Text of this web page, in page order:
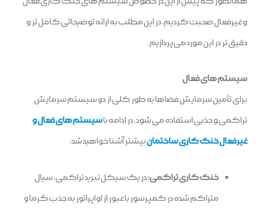
و غیرفعال صحبت کردیم، در این مطلب به ارائه توضیحاتی کامل ‌تر و
دقیق ‌تر در این مورد می‌پردازیم.
سیستم های فعال
برای تأمین سرمایش فضاها به طور کلی از دو سیستم سرمایش
تراکمی و جذبی استفاده می شود. در ادامه باسیستم های فعال و
غیرفعال خنک کاری ساختمانبیشتر آشنا خواهید شد:
خنک کاری تراکمی:در یک سیکل تبرید تراکمی، سیال
متراکم شده در کمپرسور با عبور از اواپراتور به جذب گرما و